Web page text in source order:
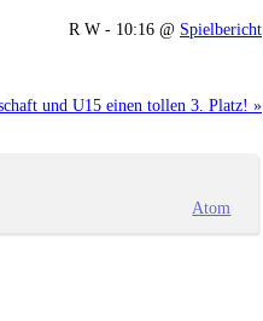
R W - 10:16 @ Spielbericht
und U15 einen tollen 3. Platz! »
Atom